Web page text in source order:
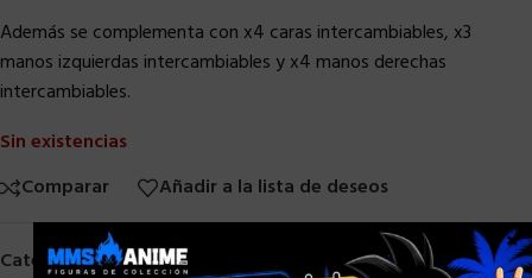
Además se complementa con x4 caras intercambiables, x3
manos izquierdas intercambiables y x4 manos derechas
intercambiables.
Sin existencias
Comparar
Añadir a la lista de deseos
Categorías:Bandai,Myth Cloth EX
Saint Seiya
×